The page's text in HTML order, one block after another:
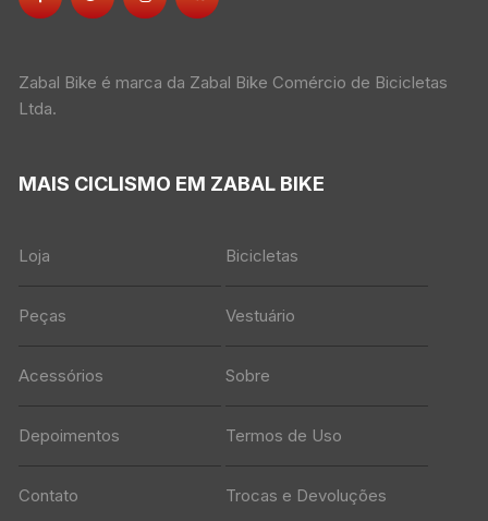
Zabal Bike é marca da Zabal Bike Comércio de Bicicletas
Ltda.
MAIS CICLISMO EM ZABAL BIKE
Loja Bicicletas
Peças Vestuário
Acessórios Sobre
Depoimentos Termos de Uso
Contato Trocas e Devoluções